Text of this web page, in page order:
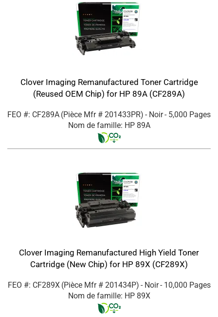
Clover Imaging Remanufactured Toner Cartridge
(Reused OEM Chip) for HP 89A (CF289A)
FEO #: CF289A (Pièce Mfr # 201433PR) - Noir- 5,000 Pages
Nom de famille: HP 89A
Clover Imaging Remanufactured High Yield Toner
Cartridge (New Chip) for HP 89X (CF289X)
FEO #: CF289X (Pièce Mfr # 201434P) - Noir- 10,000 Pages
Nom de famille: HP 89X